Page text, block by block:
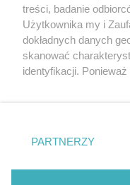
Nie zapomnij
zapoznać się z:
polityką
Twojemiasto
Piekary Śląskie
Chorzów
Tarnowskie Góry
Gliwice
treści, badanie
Użytkownika my i
dokładnych danych
skanować
identyfikacji.
prywatności
. Niektóre rodzaje
zgody użytkownika,
takiemu
PARTNERZY